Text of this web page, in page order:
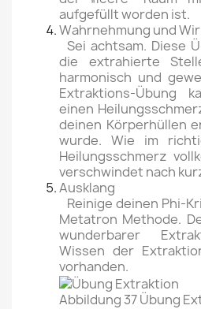
aufgefüllt worden ist.
Wahrnehmung und
Sei achtsam. Diese
die extrahierte
harmonisch und
Extraktions-Übung
einen
deinen Körperhüllen
wurde. Wie im
Heilungsschmerz
verschwindet nach
Ausklang
Reinige deinen Phi-
Metatron Methode.
wunderbarer
Wissen der
vorhanden.
Abbildung 37 Übung